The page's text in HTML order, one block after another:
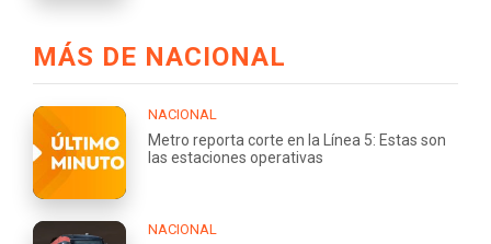
MÁS DE NACIONAL
NACIONAL
Metro reporta corte en la Línea 5: Estas son
las estaciones operativas
NACIONAL